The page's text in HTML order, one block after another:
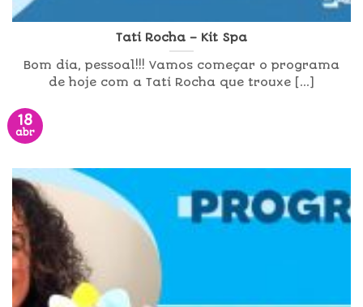
Tati Rocha – Kit Spa
Bom dia, pessoal!!! Vamos começar o programa
de hoje com a Tati Rocha que trouxe [...]
18
abr